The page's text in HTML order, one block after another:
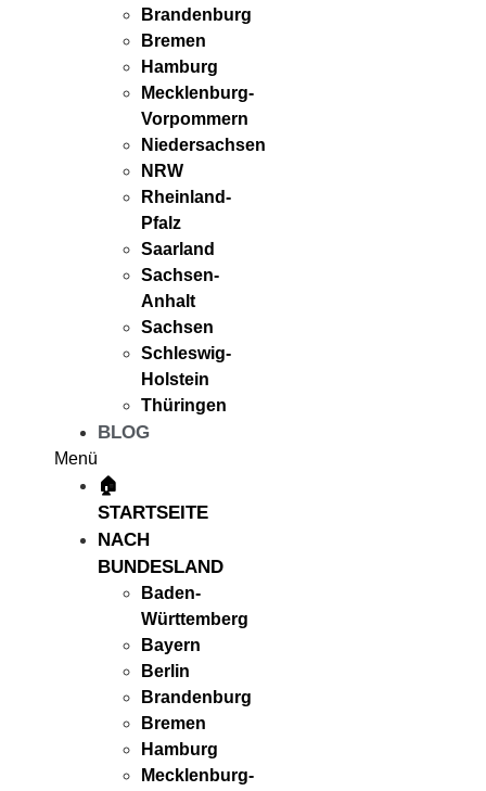
Brandenburg
Bremen
Hamburg
Mecklenburg-
Vorpommern
Niedersachsen
NRW
Rheinland-
Pfalz
Saarland
Sachsen-
Anhalt
Sachsen
Schleswig-
Holstein
Thüringen
BLOG
Menü
🏠
STARTSEITE
NACH
BUNDESLAND
Baden-
Württemberg
Bayern
Berlin
Brandenburg
Bremen
Hamburg
Mecklenburg-